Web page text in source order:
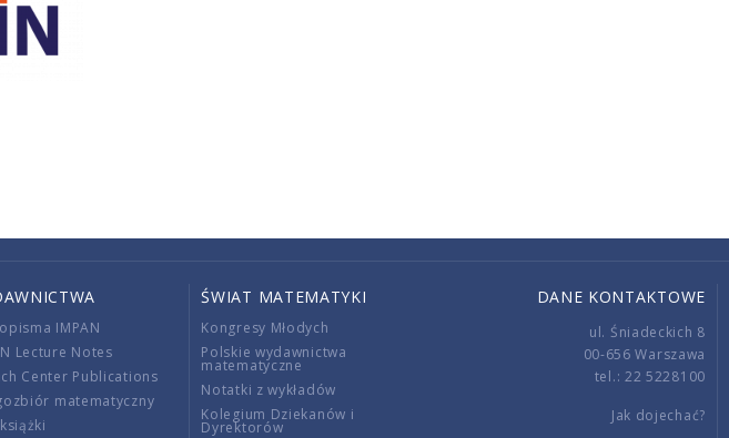
IMPAN
Lecture Notes
Center Publications
matematyczny
ŚWIAT MATEMATYKI
Kongresy Młodych
Polskie wydawnictwa
matematyczne
Notatki z wykładów
Kolegium Dziekanów i
Dyrektorów
DANE KONTAKTOWE
ul. Śniadeckich 8
00-656 Warszawa
tel.: 22 5228100
Jak dojechać?